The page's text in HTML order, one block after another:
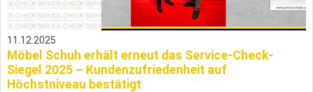
11.12.2025
Möbel Schuh erhält erneut das Service-Check-
Siegel 2025 – Kundenzufriedenheit auf
Höchstniveau bestätigt